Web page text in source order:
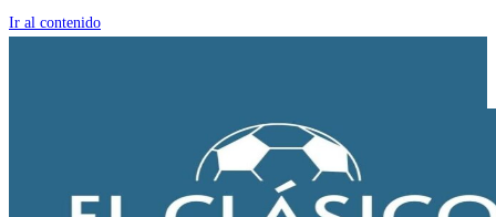
Ir al contenido